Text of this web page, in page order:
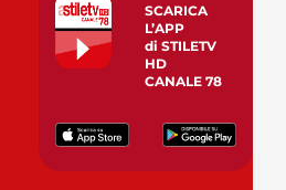
SCARICA
L’APP
di STILETV
HD
CANALE 78